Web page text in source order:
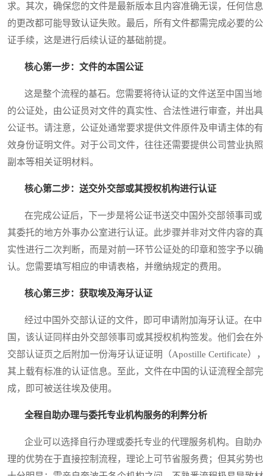
求。其次，确保您的文件是最新版本且内容准确无误，任何信息
的更改都可能导致认证失败。最后，所有文件都需完成必要的公
证手续，这是进行后续认证的基础前提。
核心第一步：文件的本国公证
这是整个流程的基石。您需要将待认证的文件送至中国当地
的公证处，由公证员对文件的真实性、合法性进行审查，并出具
公证书。请注意，公证处通常要求提供文件原件及申请主体的有
效身份证明文件。对于公司文件，往往还需要提供公司营业执照
副本等相关证明材料。
核心第二步：送交外交部或其授权机构进行认证
在完成公证后，下一步是将公证书送交中国外交部领事司或
其委托的地方外事办公室进行认证。此步骤并非对文件内容的真
实性进行二次判断，而是对前一环节公证处的印章和签字予以确
认。您需要填写相应的申请表格，并缴纳规定的费用。
核心第三步：获取埃及海牙认证
经过中国外交部认证的文件，即可申请附加海牙认证。在中
国，该认证同样由外交部领事司或其授权机构签发。他们会在外
交部认证页之后附加一份海牙认证证明（Apostille Certificate），
其上载有标准的认证信息。至此，文件在中国的认证流程全部完
成，即可被送往埃及使用。
全程自助办理与委托专业机构服务的利弊分析
企业可以选择自行办理或委托专业的代理服务机构。自助办
理的优势在于直接控制流程，理论上可节省服务费；但其劣势也